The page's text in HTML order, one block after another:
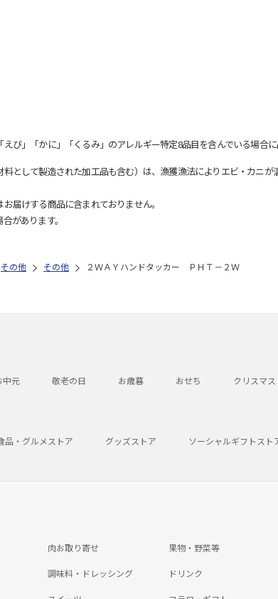
び」「かに」「くるみ」のアレルギー特定8品目を含んでいる場合に
として製造された加工品も含む）は、漁獲漁法によりエビ・カニ
届けする商品に含まれておりません。
があります。
その他 その他 ２ＷＡＹハンドタッカー ＰＨＴ－２Ｗ
中元 敬老の日 お歳暮 おせち クリスマス
品・グルメストア グッズストア ソーシャルギフトスト
肉お取り寄せ 果物・野菜等
調味料・ドレッシング ドリンク